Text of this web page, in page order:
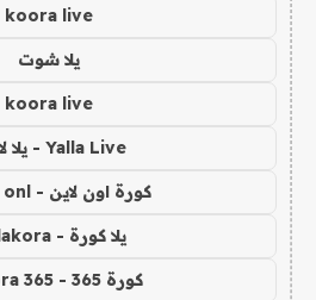
koora live
يلا شوت
koora live
Yalla Live - يلا لايف
كورة اون لاين - koora onl
يلا كورة - yallakora
كورة 365 - kooora 365